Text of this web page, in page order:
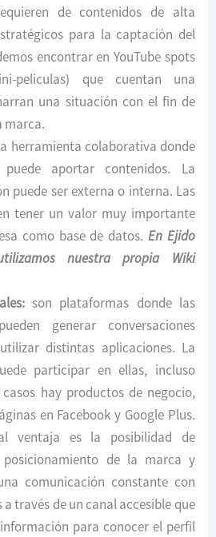
de contenidos de alta
para la captación del
encontrar en YouTube spots
películas) que cuentan una
una situación con el fin de
marca.
herramienta colaborativa donde
puede aportar contenidos. La
puede ser externa o interna. Las
tener un valor muy importante
como base de datos. En Ejido
nuestra propia Wiki
son plataformas donde las
generar conversaciones
distintas aplicaciones. La
participar en ellas, incluso
hay productos de negocio,
en Facebook y Google Plus.
ventaja es la posibilidad de
de la marca y
comunicación constante con
a través de un canal accesible que
para conocer el perfil